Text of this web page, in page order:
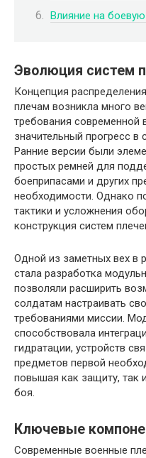
Влияние на
Эволюция систем
Концепция
плечам возникла много
требования современной
значительный прогресс в
Ранние версии были
простых ремней для
боеприпасами и других
необходимости. Однако
тактики и усложнения
конструкция систем
Одной из заметных вех в
стала разработка
позволяли расширить
солдатам настраивать
требованиями миссии.
способствовала
гидратации, устройств
предметов первой
повышая как защиту, так
боя.
Ключевые
Современные военные